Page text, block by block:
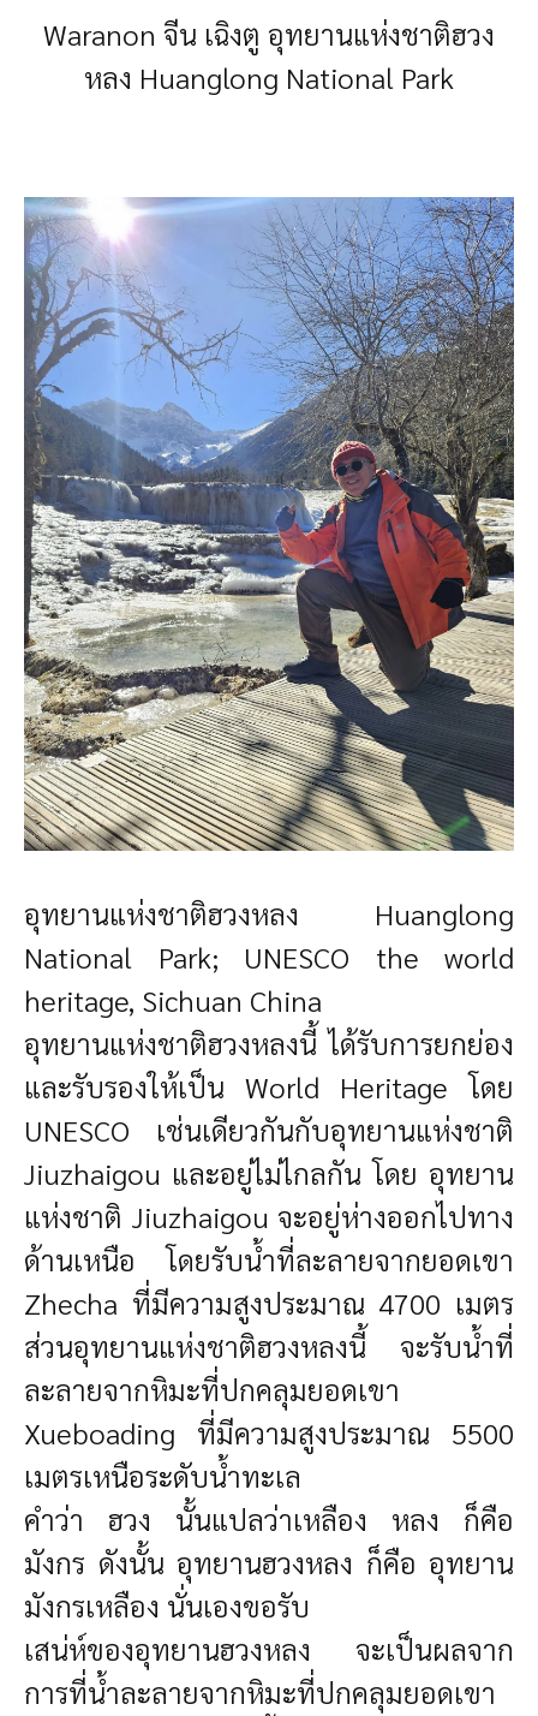
Waranon จีน เฉิงตู อุทยานแห่งชาติฮวง
หลง Huanglong National Park
อุทยานแห่งชาติฮวงหลง Huanglong
National Park; UNESCO the world
heritage, Sichuan China
อุทยานแห่งชาติฮวงหลงนี้ ได้รับการยกย่อง
และรับรองให้เป็น World Heritage โดย
UNESCO เช่นเดียวกันกับอุทยานแห่งชาติ
Jiuzhaigou และอยู่ไม่ไกลกัน โดย อุทยาน
แห่งชาติ Jiuzhaigou จะอยู่ห่างออกไปทาง
ด้านเหนือ โดยรับน้ำที่ละลายจากยอดเขา
Zhecha ที่มีความสูงประมาณ 4700 เมตร
ส่วนอุทยานแห่งชาติฮวงหลงนี้ จะรับน้ำที่
ละลายจากหิมะที่ปกคลุมยอดเขา
Xueboading ที่มีความสูงประมาณ 5500
เมตรเหนือระดับน้ำทะเล
คำว่า ฮวง นั้นแปลว่าเหลือง หลง ก็คือ
มังกร ดังนั้น อุทยานฮวงหลง ก็คือ อุทยาน
มังกรเหลือง นั่นเองขอรับ
เสน่ห์ของอุทยานฮวงหลง จะเป็นผลจาก
การที่น้ำละลายจากหิมะที่ปกคลุมยอดเขา